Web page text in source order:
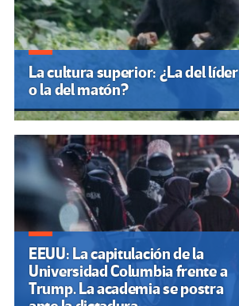
La cultura superior: ¿La del líder
o la del matón?
EEUU: La capitulación de la
Universidad Columbia frente a
Trump. La academia se postra